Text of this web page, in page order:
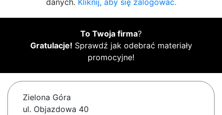
danych. Kliknij, aby się zalogować.
To Twoja firma?
Gratulacje! Sprawdź jak odebrać materiały
promocyjne!
Zielona Góra
ul. Objazdowa 40